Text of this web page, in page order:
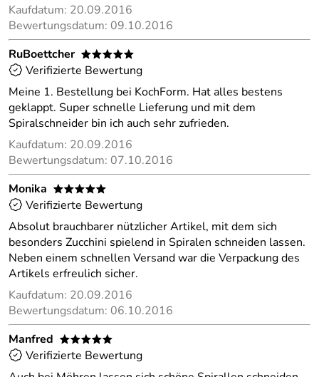
Kaufdatum: 20.09.2016
Bewertungsdatum: 09.10.2016
RuBoettcher
*****
Verifizierte Bewertung
Meine 1. Bestellung bei KochForm. Hat alles bestens
geklappt. Super schnelle Lieferung und mit dem
Spiralschneider bin ich auch sehr zufrieden.
Kaufdatum: 20.09.2016
Bewertungsdatum: 07.10.2016
Monika
*****
Verifizierte Bewertung
Absolut brauchbarer nützlicher Artikel, mit dem sich
besonders Zucchini spielend in Spiralen schneiden lassen.
Neben einem schnellen Versand war die Verpackung des
Artikels erfreulich sicher.
Kaufdatum: 20.09.2016
Bewertungsdatum: 06.10.2016
Manfred
*****
Verifizierte Bewertung